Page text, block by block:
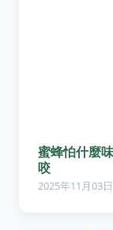
蜜蜂怕什麼
咬
2025年11月03日